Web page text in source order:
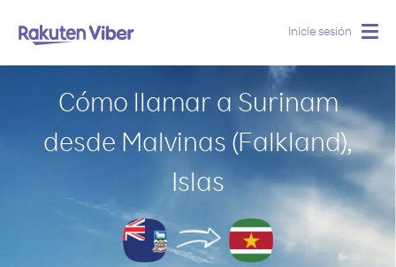
Inicie sesión
Cómo llamar a Surinam
desde Malvinas (Falkland),
Islas